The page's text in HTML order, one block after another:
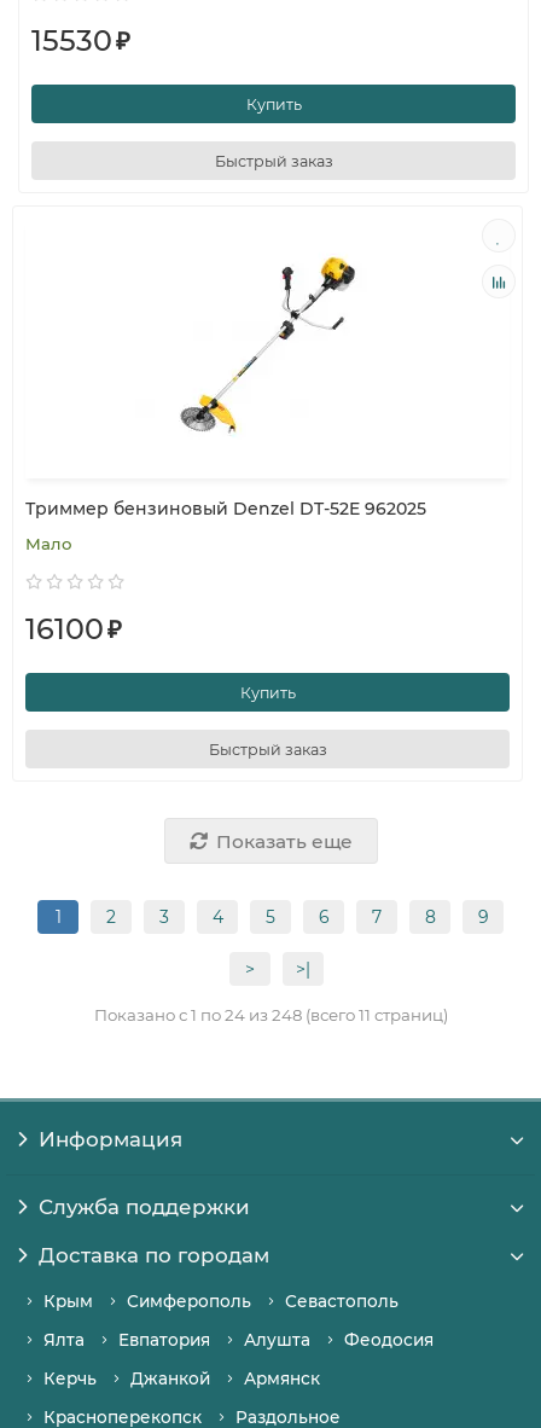
15530₽
Купить
Быстрый заказ
Триммер бензиновый Denzel DT-52E 962025
Мало
16100₽
Купить
Быстрый заказ
Показать еще
1 2 3 4 5 6 7 8 9
> >|
Показано с 1 по 24 из 248 (всего 11 страниц)
Информация
Служба поддержки
Доставка по городам
Крым Симферополь
Севастополь
Ялта
Евпатория Алушта
Феодосия
Керчь
Джанкой
Армянск
Красноперекопск
Раздольное